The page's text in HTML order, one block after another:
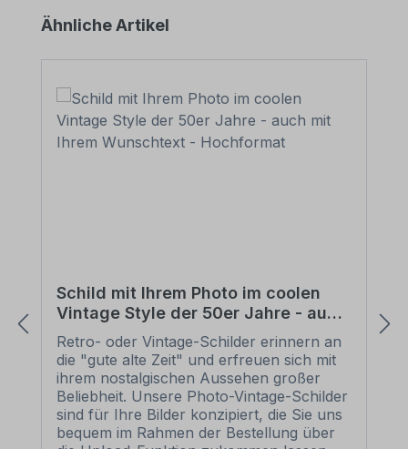
Schilderhalter, Wandpuffer
zweifacher Ausfertigung: Anwendung: für
Verbundmaterial, Aluminium 2 mm und
anderen Materialien mit glatten
Oberflächen im Innenbereich
Halter beträgt ca. 6 mm) 2 Stück -
Wandpuffer / Distanzhalter 2 Stück -
Dübel / Schrauben (5 x 40 mm) Tragkraft
- Set: Ein Schilderhalter ist für max. 3 kg
ausgelegt, 2 Schilderhalter für insgesamt
max. 6 kg Bitte beachten Sie: Die
Oberfläche, auf der die Schilderhalter
aufgeklebt werden, muss absolut trocken,
staub- und fettfrei sein. Befestigen /
verkleben Sie beide Schilderhalter gerade
Produktgalerie überspringen
Ähnliche Artikel
Schild mit Ihrem Photo im coolen
Vintage Style der 50er Jahre - auch
mit Ihrem Wunschtext - Hochformat
Retro- oder Vintage-Schilder erinnern an
die "gute alte Zeit" und erfreuen sich mit
ihrem nostalgischen Aussehen großer
Beliebheit. Unsere Photo-Vintage-Schilder
sind für Ihre Bilder konzipiert, die Sie uns
bequem im Rahmen der Bestellung über